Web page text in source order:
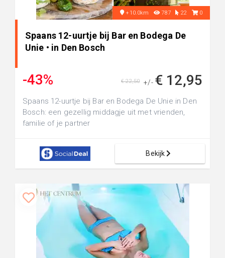
+10.0km 787 22 0
Spaans 12-uurtje bij Bar en Bodega De
Unie • in Den Bosch
-43% +/- € 12,95
€ 22,50
Spaans 12-uurtje bij Bar en Bodega De Unie in Den
Bosch: een gezellig middagje uit met vrienden,
familie of je partner
Bekijk